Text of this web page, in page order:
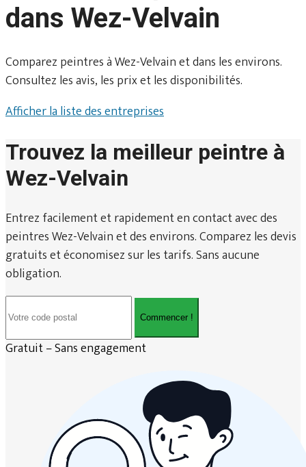
dans Wez-Velvain
Comparez peintres à Wez-Velvain et dans les environs.
Consultez les avis, les prix et les disponibilités.
Afficher la liste des entreprises
Trouvez la meilleur peintre à
Wez-Velvain
Entrez facilement et rapidement en contact avec des
peintres Wez-Velvain et des environs. Comparez les devis
gratuits et économisez sur les tarifs. Sans aucune
obligation.
Commencer !
Gratuit – Sans engagement